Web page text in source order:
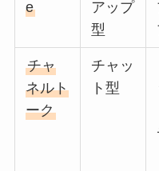
e
アップ
型
チャ
ネルト
ーク
チャッ
ト型